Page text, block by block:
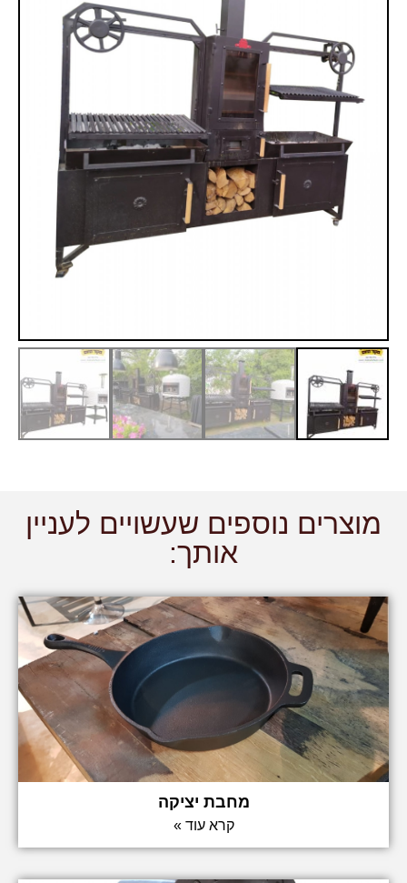
מוצרים נוספים שעשויים לעניין
אותך:
מחבת יציקה
קרא עוד »